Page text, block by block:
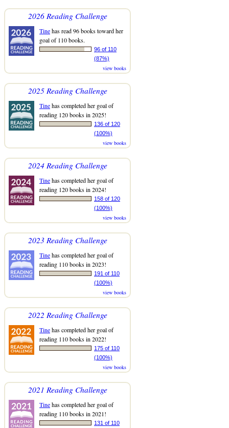
2026 Reading Challenge
Tinehas read 96 books toward her
goal of 110 books.
96 of 110
(87%)
view books
2025 Reading Challenge
Tinehas completed her goal of
reading 120 books in 2025!
136 of 120
(100%)
view books
2024 Reading Challenge
Tinehas completed her goal of
reading 120 books in 2024!
158 of 120
(100%)
view books
2023 Reading Challenge
Tinehas completed her goal of
reading 110 books in 2023!
191 of 110
(100%)
view books
2022 Reading Challenge
Tinehas completed her goal of
reading 110 books in 2022!
175 of 110
(100%)
view books
2021 Reading Challenge
Tinehas completed her goal of
reading 110 books in 2021!
131 of 110